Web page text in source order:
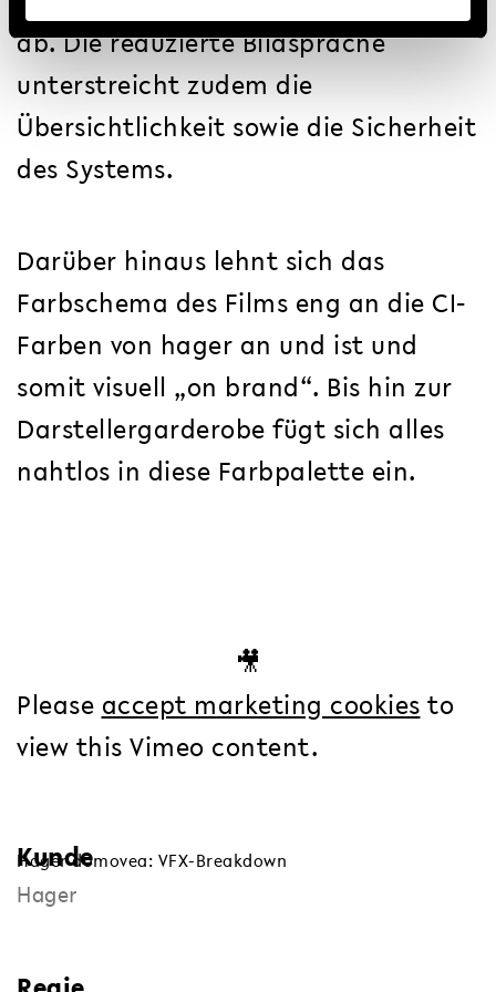
ab. Die reduzierte Bildsprache
unterstreicht zudem die
Übersichtlichkeit sowie die Sicherheit
des Systems.
Darüber hinaus lehnt sich das
Farbschema des Films eng an die CI-
Farben von hager an und ist und
somit visuell „on brand“. Bis hin zur
Darstellergarderobe fügt sich alles
nahtlos in diese Farbpalette ein.
🎥
Please accept marketing cookies to
view this Vimeo content.
Hager domovea: VFX-Breakdown
Kunde
Hager